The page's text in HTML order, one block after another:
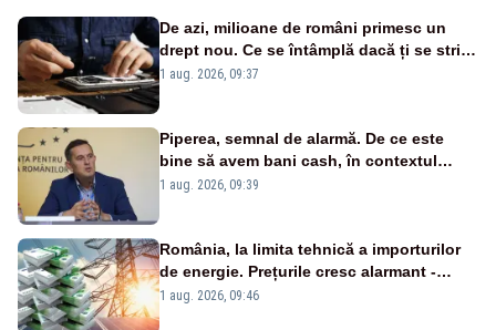
De azi, milioane de români primesc un
drept nou. Ce se întâmplă dacă ți se strică
un produs
1 aug. 2026, 09:37
Piperea, semnal de alarmă. De ce este
bine să avem bani cash, în contextul
alertei energetice?
1 aug. 2026, 09:39
România, la limita tehnică a importurilor
de energie. Prețurile cresc alarmant -
Analiză Realitatea Plus
1 aug. 2026, 09:46